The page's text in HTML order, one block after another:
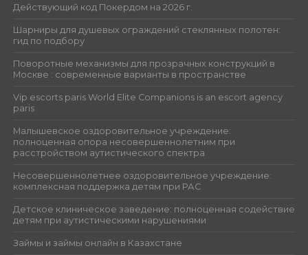
Действующий код Покердом на 2026 г.
Шарниры для душевых ограждений стеклянных полотен:
гид по подбору
Поворотные механизмы для прозрачных конструкций в
Москве : современные варианты в пространстве
Vip escorts paris World Elite Companions is an escort agency
paris
Малышевское оздоровительное учреждение:
полноценная опора несовершеннолетним при
расстройством аутистического спектра
Несовершеннолетнее оздоровительное учреждение:
комплексная поддержка детям при РАС
Детское клиническое заведение: полноценная содействие
детям при аутистическими нарушениями
Займы и займы онлайн в Казахстане